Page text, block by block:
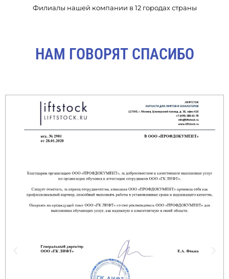
Филиалы нашей компании в 12 городах страны
НАМ ГОВОРЯТ СПАСИБО